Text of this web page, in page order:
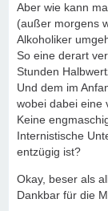
Aber wie kann
(außer morgens
Alkoholiker
So eine derart
Stunden
Und dem im
wobei dabei eine
Keine
Internistische
entzügig ist?
Okay, beser als
Dankbar für die